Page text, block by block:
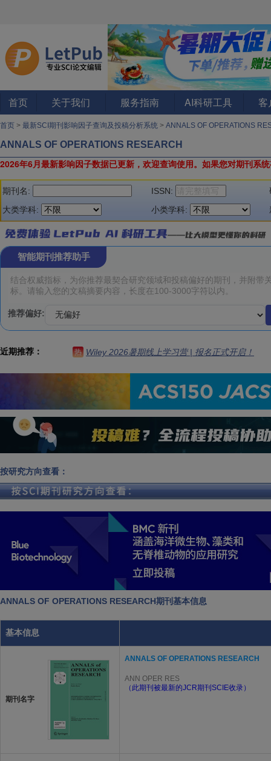
首页 关于我们 服务指南 AI科研工具 客
首页 > 最新SCI期刊影响因子查询及投稿分析系统 > ANNALS OF OPERATIONS
ANNALS OF OPERATIONS RESEARCH
2026年6月最新影响因子数据已更新，欢迎查询使用。 如果您对期刊系
期刊名: ISSN:
大类学科:
小类学科:
智能期刊推荐助手
推荐偏好:
近期推荐： 热 Wiley 2026暑期线上学习营 | 报名正式开启！
按研究方向查看：
ANNALS OF OPERATIONS RESEARCH期刊基本信息
基本信息
期刊名字
ANNALS OF OPERATIONS RESEARCH
ANN OPER RES
（此期刊被最新的JCR期刊SCIE收录）